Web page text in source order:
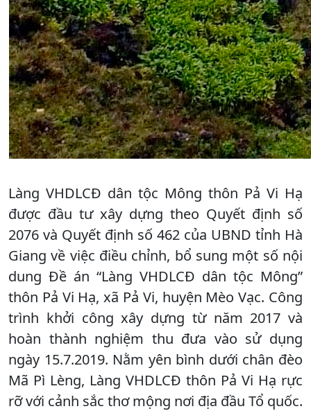
Làng VHDLCĐ dân tộc Mông thôn Pả Vi Hạ
được đầu tư xây dựng theo Quyết định số
2076 và Quyết định số 462 của UBND tỉnh Hà
Giang về việc điều chỉnh, bổ sung một số nội
dung Đề án “Làng VHDLCĐ dân tộc Mông”
thôn Pả Vi Hạ, xã Pả Vi, huyện Mèo Vạc. Công
trình khởi công xây dựng từ năm 2017 và
hoàn thành nghiệm thu đưa vào sử dụng
ngày 15.7.2019. Nằm yên bình dưới chân đèo
Mã Pì Lèng, Làng VHDLCĐ thôn Pả Vi Hạ rực
rỡ với cảnh sắc thơ mộng nơi địa đầu Tổ quốc.